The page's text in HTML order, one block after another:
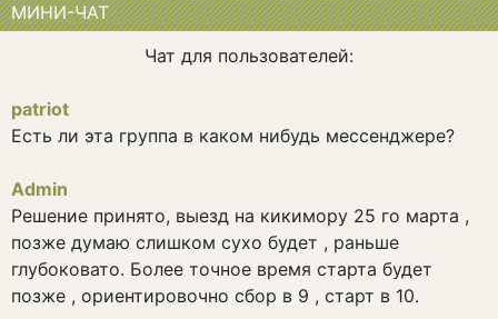
МИНИ-ЧАТ
Чат для пользователей:
patriot
Есть ли эта группа в каком нибудь мессенджере?
Admin
Решение принято, выезд на кикимору 25 го марта ,
позже думаю слишком сухо будет , раньше
глубоковато. Более точное время старта будет
позже , ориентировочно сбор в 9 , старт в 10.